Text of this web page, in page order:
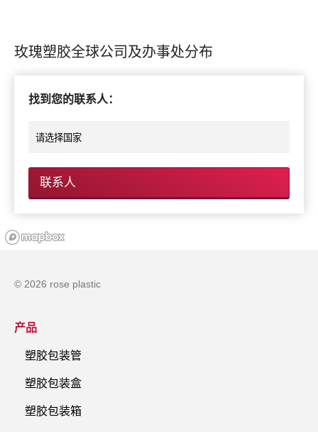
玫瑰塑胶全球公司及办事处分布
找到您的联系人：
联系人
© 2026 rose plastic
产品
塑胶包装管
塑胶包装盒
塑胶包装箱